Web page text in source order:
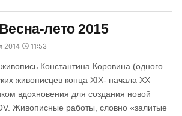
лето 2015
2014 11:53
Константина Коровина (одного
живописцев конца XIX- начала XX
вдохновения для создания новой
Живописные работы, словно «залитые